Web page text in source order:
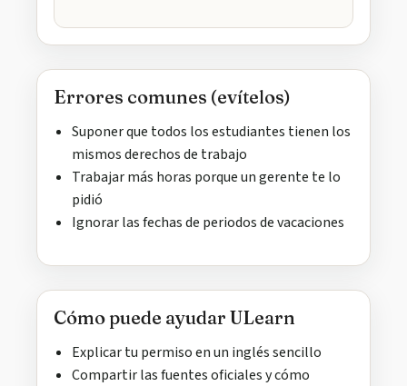
Errores comunes (evítelos)
Suponer que todos los estudiantes tienen los
mismos derechos de trabajo
Trabajar más horas porque un gerente te lo
pidió
Ignorar las fechas de periodos de vacaciones
Cómo puede ayudar ULearn
Explicar tu permiso en un inglés sencillo
Compartir las fuentes oficiales y cómo